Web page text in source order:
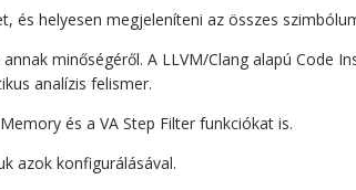
és helyesen megjeleníteni az összes
minőségéről. A LLVM/Clang alapú Code
analízis felismer.
és a VA Step Filter funkciókat is.
azok konfigurálásával.